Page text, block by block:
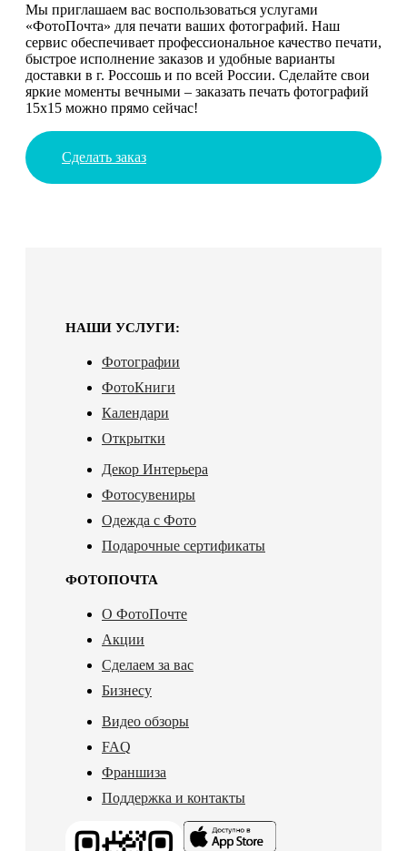
Мы приглашаем вас воспользоваться услугами
«ФотоПочта» для печати ваших фотографий. Наш
сервис обеспечивает профессиональное качество печати,
быстрое исполнение заказов и удобные варианты
доставки в г. Россошь и по всей России. Сделайте свои
яркие моменты вечными – заказать печать фотографий
15х15 можно прямо сейчас!
Сделать заказ
НАШИ УСЛУГИ:
Фотографии
ФотоКниги
Календари
Открытки
Декор Интерьера
Фотосувениры
Одежда с Фото
Подарочные сертификаты
ФОТОПОЧТА
О ФотоПочте
Акции
Сделаем за вас
Бизнесу
Видео обзоры
FAQ
Франшиза
Поддержка и контакты